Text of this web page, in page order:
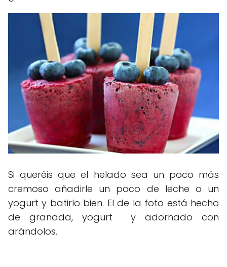
Si queréis que el helado sea un poco más
cremoso añadirle un poco de leche o un
yogurt y batirlo bien. El de la foto está hecho
de granada, yogurt y adornado con
arándolos.